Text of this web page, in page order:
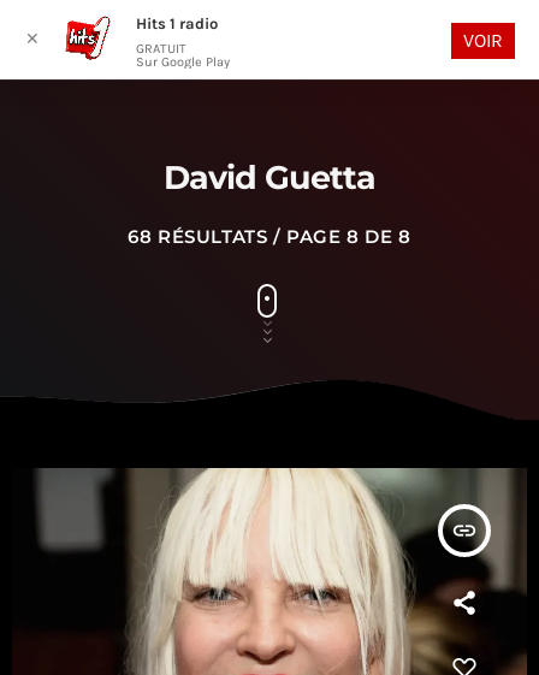
play_arrow
David Guetta
68 RÉSULTATS / PAGE 8 DE 8
insert_link
✕
Hits 1 radio
GRATUIT
Sur Google Play
VOIR